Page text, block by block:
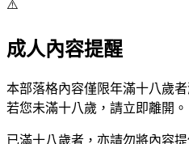
⚠️
成人內容提醒
本部落格內容僅限年滿十八歲者
若您未滿十八歲，請立即離開。
已滿十八歲者，亦請勿將內容